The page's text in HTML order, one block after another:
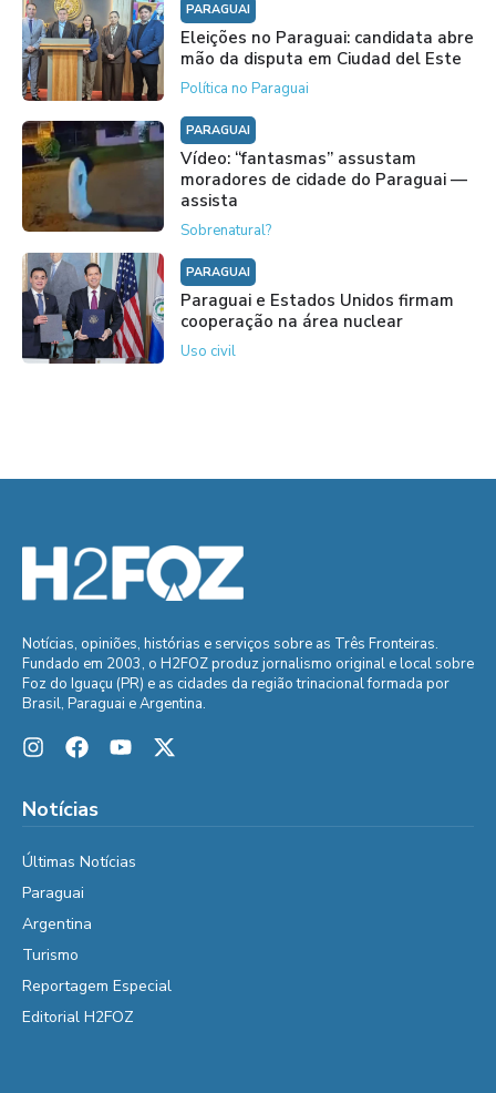
PARAGUAI
Eleições no Paraguai: candidata abre
mão da disputa em Ciudad del Este
Política no Paraguai
PARAGUAI
Vídeo: “fantasmas” assustam
moradores de cidade do Paraguai —
assista
Sobrenatural?
PARAGUAI
Paraguai e Estados Unidos firmam
cooperação na área nuclear
Uso civil
Notícias, opiniões, histórias e serviços sobre as Três Fronteiras.
Fundado em 2003, o H2FOZ produz jornalismo original e local sobre
Foz do Iguaçu (PR) e as cidades da região trinacional formada por
Brasil, Paraguai e Argentina.
Notícias
Últimas Notícias
Paraguai
Argentina
Turismo
Reportagem Especial
Editorial H2FOZ